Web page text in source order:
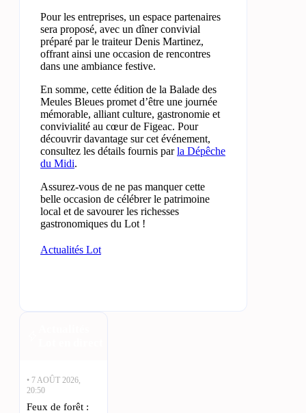
Pour les entreprises, un espace partenaires
sera proposé, avec un dîner convivial
préparé par le traiteur Denis Martinez,
offrant ainsi une occasion de rencontres
dans une ambiance festive.
En somme, cette édition de la Balade des
Meules Bleues promet d’être une journée
mémorable, alliant culture, gastronomie et
convivialité au cœur de Figeac. Pour
découvrir davantage sur cet événement,
consultez les détails fournis parla Dépêche
du Midi.
Assurez-vous de ne pas manquer cette
belle occasion de célébrer le patrimoine
local et de savourer les richesses
gastronomiques du Lot !
Actualités Lot
• 7 AOÛT 2026,
20:50
Feux de forêt :